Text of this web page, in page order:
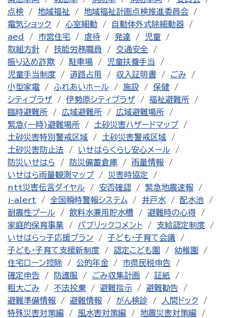
点検
地域福祉
地域福祉計画点検推進委員会
電気ショック
心室細動
自動体外式除細動器
aed
市営住宅 虐待 発達
児童
取組方針
技能労務職員
交通安全
振り込め詐欺
駐車場
児童扶養手当
児童手当制度
道路占用 収入証明書
ごみ
小型家電
ふれあいホール 施設
保健
シティプラザ
伊勢原シティプラザ
福祉避難所
臨時避難所
広域避難所
広域避難場所
緊急(一時)避難場所
土砂災害ハザードマップ
土砂災害特別警戒区域
土砂災害警戒区域
土砂災害防止法
いせはらくらし安心メール
防災いせはら
防災備蓄倉庫
雨量情報
いせはら雨量観測マップ
災害時協定
ntt災害伝言ダイヤル
安否確認
緊急地震速報
j-alert
全国瞬時警報システム 井戸水
配水池
耐震性プール
飲料水兼用貯水槽
避難時の心得
家庭的保育事業
パブリックコメント
支給認定制度
いせはらっ子応援プラン
子ども・子育て会議
子ども・子育て支援新制度
認定こども園
幼稚園
住宅ローン控除
公的年金
市県民税申告
確定申告
防護服 ごみ収集計画
証紙
粗大ごみ
不法投棄 避難指示
避難勧告
避難準備情報
避難情報 がん検診
人間ドック
特殊災害対策編
風水害対策編
地震災害対策編